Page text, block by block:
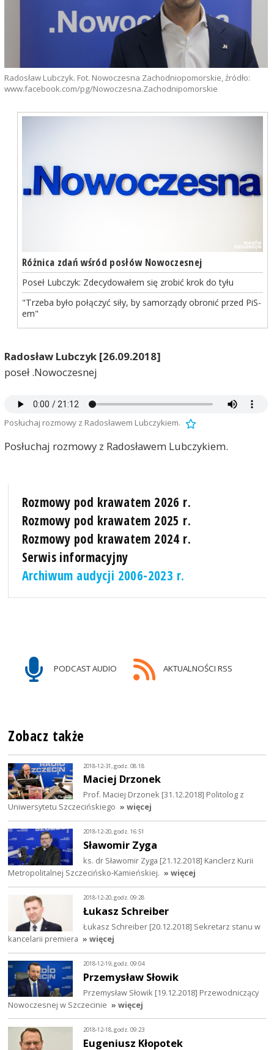
Radosław Lubczyk. Fot. Nowoczesna Zachodniopomorskie, źródło:
www.facebook.com/pg/Nowoczesna.Zachodnipomorskie
Różnica zdań wśród posłów Nowoczesnej
Poseł Lubczyk: Zdecydowałem się zrobić krok do tyłu
"Trzeba było połączyć siły, by samorządy obronić przed PiS-
em"
Radosław Lubczyk [26.09.2018]
poseł .Nowoczesnej
Posłuchaj rozmowy z Radosławem Lubczykiem.
Posłuchaj rozmowy z Radosławem Lubczykiem.
Rozmowy pod krawatem 2026 r.
Rozmowy pod krawatem 2025 r.
Rozmowy pod krawatem 2024 r.
Serwis informacyjny
Archiwum audycji 2006-2023 r.
PODCAST AUDIO AKTUALNOŚCI RSS
Zobacz także
2018-12-31, godz. 08:18
Maciej Drzonek
Prof. Maciej Drzonek [31.12.2018] Politolog z
Uniwersytetu Szczecińskiego » więcej
2018-12-20, godz. 16:51
Sławomir Zyga
ks. dr Sławomir Zyga [21.12.2018] Kanclerz Kurii
Metropolitalnej Szczecińsko-Kamieńskiej. » więcej
2018-12-20, godz. 09:28
Łukasz Schreiber
Łukasz Schreiber [20.12.2018] Sekretarz stanu w
kancelarii premiera » więcej
2018-12-19, godz. 09:04
Przemysław Słowik
Przemysław Słowik [19.12.2018] Przewodniczący
Nowoczesnej w Szczecinie » więcej
2018-12-18, godz. 09:23
Eugeniusz Kłopotek